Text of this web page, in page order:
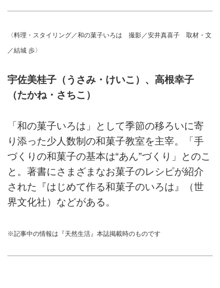
〈料理・スタイリング／和の菓子いろは 撮影／安井真喜子 取材・文
／結城 歩〉
宇佐美桂子（うさみ・けいこ）、高根幸子
（たかね・さちこ）
「和の菓子いろは」として季節の移ろいに寄
り添った少人数制の和菓子教室を主宰。「手
づくりの和菓子の基本は“あん”づくり」とのこ
と。著書にさまざまなお菓子のレシピが紹介
された『はじめて作る和菓子のいろは』（世
界文化社）などがある。
※記事中の情報は『天然生活』本誌掲載時のものです